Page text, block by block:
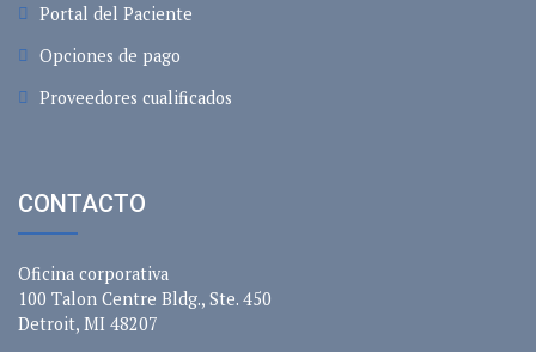
Portal del Paciente
Opciones de pago
Proveedores cualificados
CONTACTO
Oficina corporativa
100 Talon Centre Bldg., Ste. 450
Detroit, MI 48207